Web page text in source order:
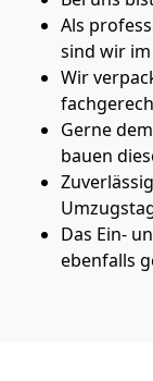
Als
sind wir im
Wir
Gerne
bauen
Das Ein-
ebenfalls